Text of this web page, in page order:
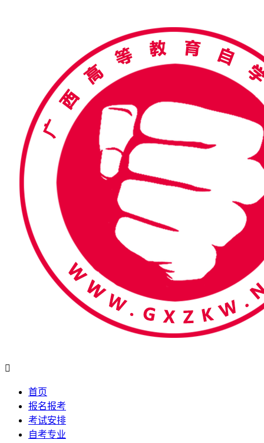

首页
报名报考
考试安排
自考专业